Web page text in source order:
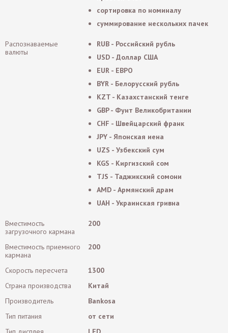
сортировка по номиналу
суммирование нескольких пачек
Распознаваемые
валюты
RUB - Российский рубль
USD - Доллар США
EUR - ЕВРО
BYR - Белорусский рубль
KZT - Казахстанский тенге
GBP - Фунт Великобритании
CHF - Швейцарский франк
JPY - Японская иена
UZS - Узбекский сум
KGS - Киргизский сом
TJS - Таджикский сомони
AMD - Армянский драм
UAH - Украинская гривна
Вместимость
загрузочного кармана
200
Вместимость приемного
кармана
200
Скорость пересчета
1300
Страна производства
Китай
Производитель
Bankosa
Тип питания
от сети